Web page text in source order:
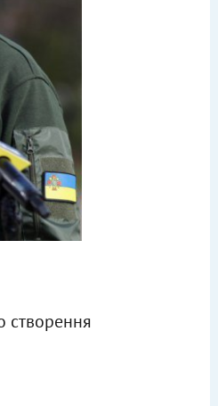
створення